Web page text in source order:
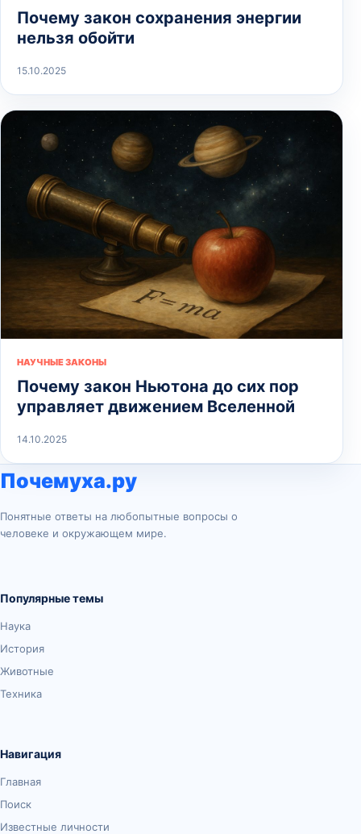
Почему закон сохранения энергии
нельзя обойти
15.10.2025
НАУЧНЫЕ ЗАКОНЫ
Почему закон Ньютона до сих пор
управляет движением Вселенной
14.10.2025
Почемуха.ру
Понятные ответы на любопытные вопросы о
человеке и окружающем мире.
Популярные темы
Наука
История
Животные
Техника
Навигация
Главная
Поиск
Известные личности